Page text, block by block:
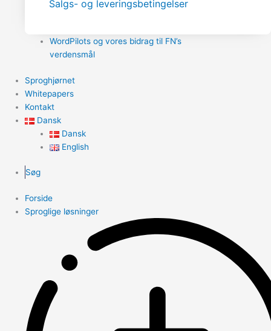
Salgs- og leveringsbetingelser
WordPilots og vores bidrag til FN’s
verdensmål
Sproghjørnet
Whitepapers
Kontakt
Dansk
Dansk
English
Søg
Forside
Sproglige løsninger